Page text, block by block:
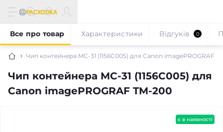
Чип контейнера MC-31 (1156C005) для Canon imagePROGRAF
Чип контейнера MC-31 (1156C005) для
Canon imagePROGRAF TM-200
Все про товар Характеристики Відгуків 0
є в наявності